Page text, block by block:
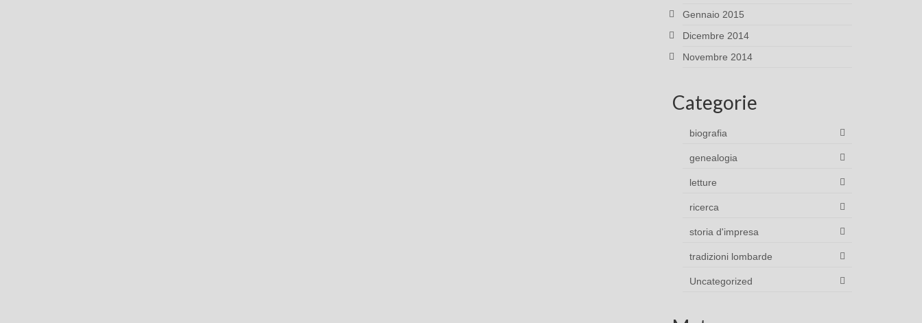
Gennaio 2015
Dicembre 2014
Novembre 2014
Categorie
biografia
genealogia
letture
ricerca
storia d'impresa
tradizioni lombarde
Uncategorized